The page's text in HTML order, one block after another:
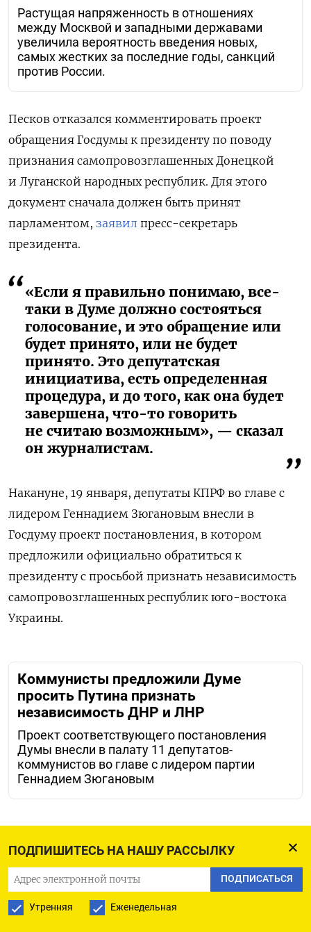
ПОДПИШИТЕСЬ НА НАШУ РАССЫЛКУ
ПОДПИСАТЬСЯ
Утренняя Еженедельная
Растущая напряженность в отношениях
между Москвой и западными державами
увеличила вероятность введения новых,
самых жестких за последние годы, санкций
против России.
Песков отказался комментировать проект
обращения Госдумы к президенту по поводу
признания самопровозглашенных Донецкой
и Луганской народных республик. Для этого
документ сначала должен быть принят
парламентом, заявил пресс-секретарь
президента.
«Если я правильно понимаю, все-
таки в Думе должно состояться
голосование, и это обращение или
будет принято, или не будет
принято. Это депутатская
инициатива, есть определенная
процедура, и до того, как она будет
завершена, что-то говорить
не считаю возможным», — сказал
он журналистам.
Накануне, 19 января, депутаты КПРФ во главе с
лидером Геннадием Зюгановым внесли в
Госдуму проект постановления, в котором
предложили официально обратиться к
президенту с просьбой признать независимость
самопровозглашенных республик юго-востока
Украины.
Коммунисты предложили Думе
просить Путина признать
независимость ДНР и ЛНР
Проект соответствующего постановления
Думы внесли в палату 11 депутатов-
коммунистов во главе с лидером партии
Геннадием Зюгановым
ПОДПИСАТЬСЯ НА ТЕЛЕГРАМ
ПОДПИСАТЬСЯ В GOOGLE